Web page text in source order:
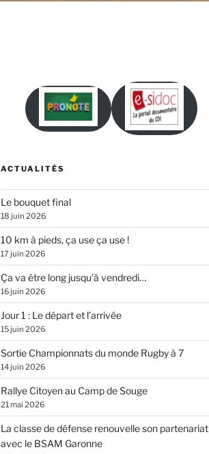
ACTUALITÉS
Le bouquet final
18 juin 2026
10 km à pieds, ça use ça use !
17 juin 2026
Ça va être long jusqu’à vendredi…
16 juin 2026
Jour 1 : Le départ et l’arrivée
15 juin 2026
Sortie Championnats du monde Rugby à 7
14 juin 2026
Rallye Citoyen au Camp de Souge
21 mai 2026
La classe de défense renouvelle son partenariat
avec le BSAM Garonne